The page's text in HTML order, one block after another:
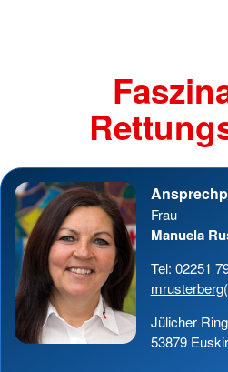
Frau
Manuela
Tel: 02251
Jülicher
53879